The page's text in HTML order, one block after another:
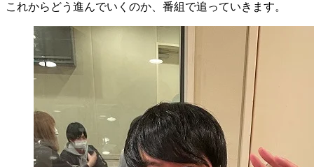
これからどう進んでいくのか、番組で追っていきます。